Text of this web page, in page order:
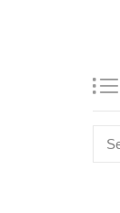

